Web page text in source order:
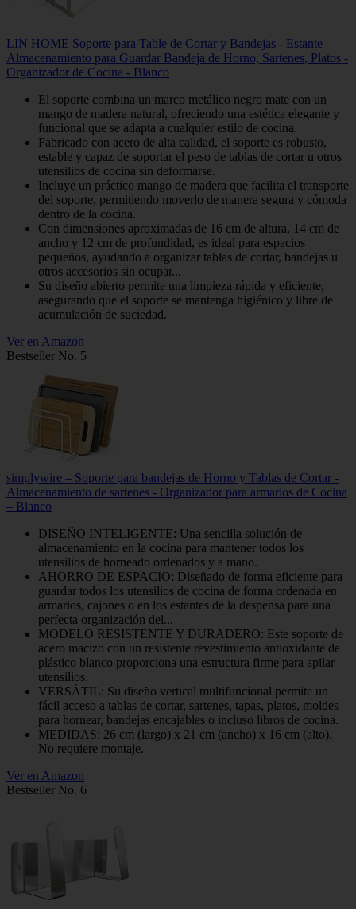
LIN HOME Soporte para Table de Cortar y Bandejas - Estante
Almacenamiento para Guardar Bandeja de Horno, Sartenes, Platos -
Organizador de Cocina - Blanco
El soporte combina un marco metálico negro mate con un
mango de madera natural, ofreciendo una estética elegante y
funcional que se adapta a cualquier estilo de cocina.
Fabricado con acero de alta calidad, el soporte es robusto,
estable y capaz de soportar el peso de tablas de cortar u otros
utensilios de cocina sin deformarse.
Incluye un práctico mango de madera que facilita el transporte
del soporte, permitiendo moverlo de manera segura y cómoda
dentro de la cocina.
Con dimensiones aproximadas de 16 cm de altura, 14 cm de
ancho y 12 cm de profundidad, es ideal para espacios
pequeños, ayudando a organizar tablas de cortar, bandejas u
otros accesorios sin ocupar...
Su diseño abierto permite una limpieza rápida y eficiente,
asegurando que el soporte se mantenga higiénico y libre de
acumulación de suciedad.
Ver en Amazon
Bestseller No. 5
simplywire – Soporte para bandejas de Horno y Tablas de Cortar -
Almacenamiento de sartenes - Organizador para armarios de Cocina
– Blanco
DISEÑO INTELIGENTE: Una sencilla solución de
almacenamiento en la cocina para mantener todos los
utensilios de horneado ordenados y a mano.
AHORRO DE ESPACIO: Diseñado de forma eficiente para
guardar todos los utensilios de cocina de forma ordenada en
armarios, cajones o en los estantes de la despensa para una
perfecta organización del...
MODELO RESISTENTE Y DURADERO: Este soporte de
acero macizo con un resistente revestimiento antioxidante de
plástico blanco proporciona una estructura firme para apilar
utensilios.
VERSÁTIL: Su diseño vertical multifuncional permite un
fácil acceso a tablas de cortar, sartenes, tapas, platos, moldes
para hornear, bandejas encajables o incluso libros de cocina.
MEDIDAS: 26 cm (largo) x 21 cm (ancho) x 16 cm (alto).
No requiere montaje.
Ver en Amazon
Bestseller No. 6